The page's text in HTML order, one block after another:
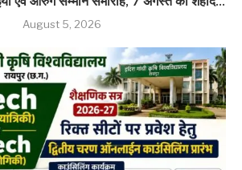
August 5, 2026